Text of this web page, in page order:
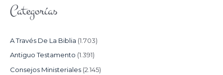
Categorías
A Través De La Biblia (1.703)
Antiguo Testamento (1.391)
Consejos Ministeriales (2.145)